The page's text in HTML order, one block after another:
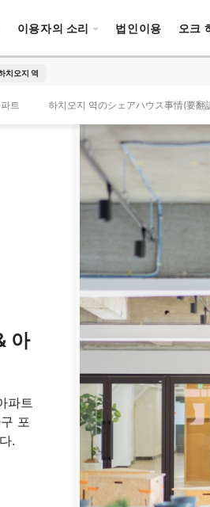
이용자의 소리 법인이용 오크
치오지 역
트 하치오지 역のシェアハウス事情(要翻
아
파트
포
.